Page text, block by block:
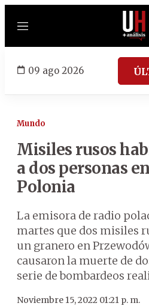
Menú
09 ago 2026
Mundo
Misiles rusos
a dos personas
Polonia
La emisora de radio
martes que dos misiles
un granero en
causaron la muerte de
serie de bombardeos
Noviembre 15, 2022 01:21 p. m.